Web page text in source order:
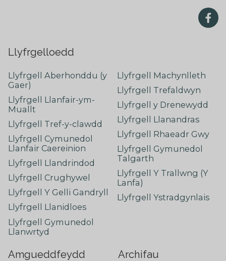
Llyfrgelloedd
Llyfrgell Aberhonddu (y
Gaer)
Llyfrgell Llanfair-ym-
Muallt
Llyfrgell Tref-y-clawdd
Llyfrgell Cymunedol
Llanfair Caereinion
Llyfrgell Llandrindod
Llyfrgell Crughywel
Llyfrgell Y Gelli Gandryll
Llyfrgell Llanidloes
Llyfrgell Gymunedol
Llanwrtyd
Llyfrgell Machynlleth
Llyfrgell Trefaldwyn
Llyfrgell y Drenewydd
Llyfrgell Llanandras
Llyfrgell Rhaeadr Gwy
Llyfrgell Gymunedol
Talgarth
Llyfrgell Y Trallwng (Y
Lanfa)
Llyfrgell Ystradgynlais
Amgueddfeydd Archifau